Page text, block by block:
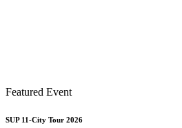
Featured Event
SUP 11-City Tour 2026